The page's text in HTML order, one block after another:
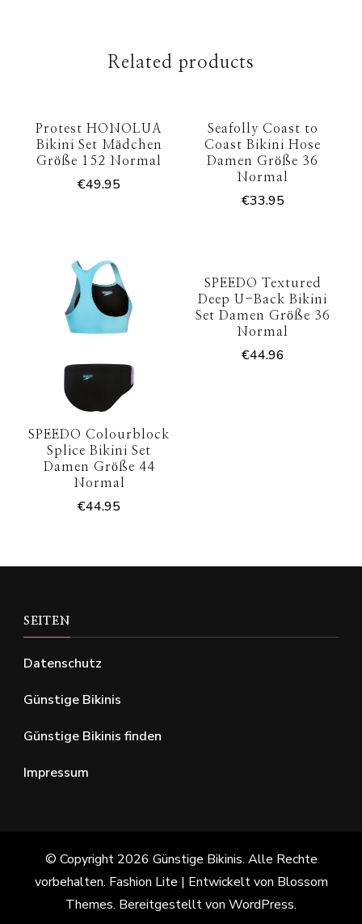
Related products
Protest HONOLUA
Bikini Set Mädchen
Größe 152 Normal
€49.95
Seafolly Coast to
Coast Bikini Hose
Damen Größe 36
Normal
€33.95
SPEEDO Colourblock
Splice Bikini Set
Damen Größe 44
Normal
€44.95
SPEEDO Textured
Deep U-Back Bikini
Set Damen Größe 36
Normal
€44.96
SEITEN
Datenschutz
Günstige Bikinis
Günstige Bikinis finden
Impressum
© Copyright 2026 Günstige Bikinis. Alle Rechte
vorbehalten. Fashion Lite | Entwickelt von Blossom
Themes. Bereitgestellt von WordPress.